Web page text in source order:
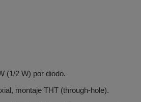
(1/2 W) por diodo.
montaje THT (through‑hole).